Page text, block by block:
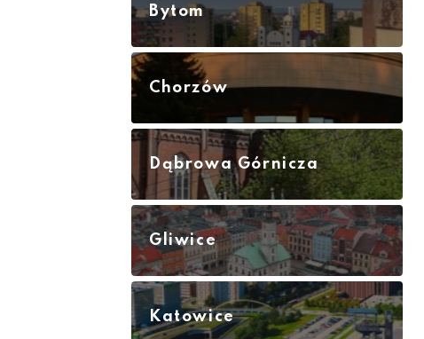
Bytom
Chorzów
Dąbrowa Górnicza
Gliwice
Katowice